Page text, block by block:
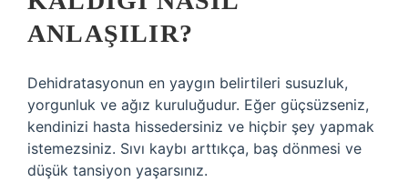
ANLAŞILIR?
Dehidratasyonun en yaygın belirtileri susuzluk,
yorgunluk ve ağız kuruluğudur. Eğer güçsüzseniz,
kendinizi hasta hissedersiniz ve hiçbir şey yapmak
istemezsiniz. Sıvı kaybı arttıkça, baş dönmesi ve
düşük tansiyon yaşarsınız.